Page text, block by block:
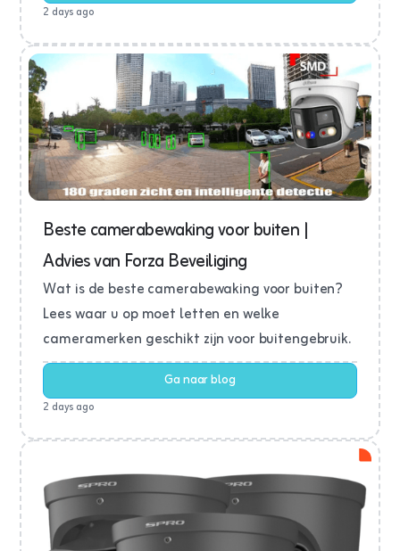
2 days ago
Beste camerabewaking voor buiten |
Advies van Forza Beveiliging
Wat is de beste camerabewaking voor buiten?
Lees waar u op moet letten en welke
cameramerken geschikt zijn voor buitengebruik.
Ga naar blog
2 days ago